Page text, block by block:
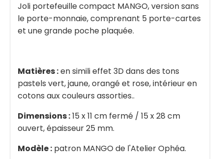
Joli portefeuille compact MANGO, version sans
le porte-monnaie, comprenant 5 porte-cartes
et une grande poche plaquée.
Matières :en simili effet 3D dans des tons
pastels vert, jaune, orangé et rose, intérieur en
cotons aux couleurs assorties..
Dimensions :15 x 11 cm fermé / 15 x 28 cm
ouvert, épaisseur 25 mm.
Modèle : patron MANGO de l'Atelier Ophéa.